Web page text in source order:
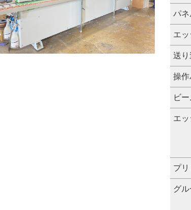
パネ
エッ
送り
操
ビ
エ
プ
グル